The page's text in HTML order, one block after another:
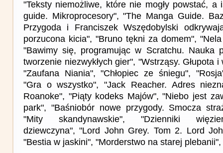
"Teksty niemożliwe, które nie mogły powstać, a
guide. Mikroprocesory", "The Manga Guide.
Przygoda i Franciszek Wszędobylski
porzucona kicia", "Bruno tękni za domem",
"Bawimy się, programując w Scratchu. Nauka
tworzenie niezwykłych gier", "Wstrząsy. Głupota
"Zaufana Niania", "Chłopiec ze śniegu",
"Gra o wszystko", "Jack Reacher. Adres
Roanoke", "Piąty kodeks Majów", "Niebo jest
park", "Baśniobór nowe przygody. Smocza
"Mity skandynawskie", "Dzienniki
dziewczyna", "Lord John Grey. Tom 2. Lord
"Bestia w jaskini", "Morderstwo na starej